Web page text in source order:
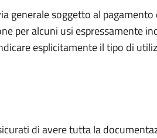
generale soggetto al
per alcuni usi espressamente
esplicitamente il tipo di
di avere tutta la